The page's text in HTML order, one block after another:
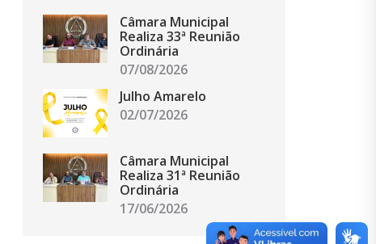
Câmara Municipal
Realiza 33ª Reunião
Ordinária
07/08/2026
Julho Amarelo
02/07/2026
Câmara Municipal
Realiza 31ª Reunião
Ordinária
17/06/2026